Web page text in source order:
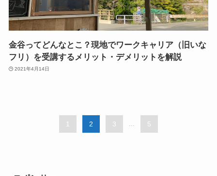
金谷ってどんなとこ？現地でワークキャリア（旧いな
フリ）を受講するメリット・デメリットを解説
2021年4月14日
1 2 3 ... 5